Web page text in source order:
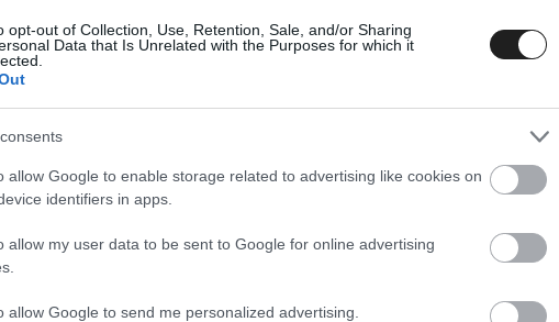
opt-out of Collection, Use, Retention, Sale, and/or Sharing
Data that Is Unrelated with the Purposes for which it
allow Google to enable storage related to advertising like cookies on
identifiers in apps.
allow my user data to be sent to Google for online advertising
allow Google to send me personalized advertising.
járt el. A „Safety Car In This Lap” (a
üzenet azonban tévesen jelent meg egy